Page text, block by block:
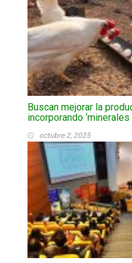
Buscan mejorar la
incorporando
octubre 2, 2025